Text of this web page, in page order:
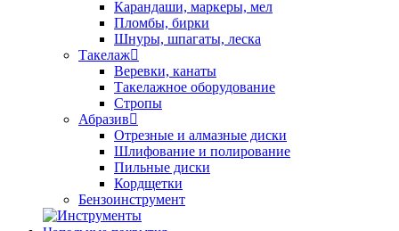
Карандаши, маркеры, мел
Пломбы, бирки
Шнуры, шпагаты, леска
Такелаж
Веревки, канаты
Такелажное оборудование
Стропы
Абразив
Отрезные и алмазные диски
Шлифование и полирование
Пильные диски
Кордщетки
Бензоинструмент